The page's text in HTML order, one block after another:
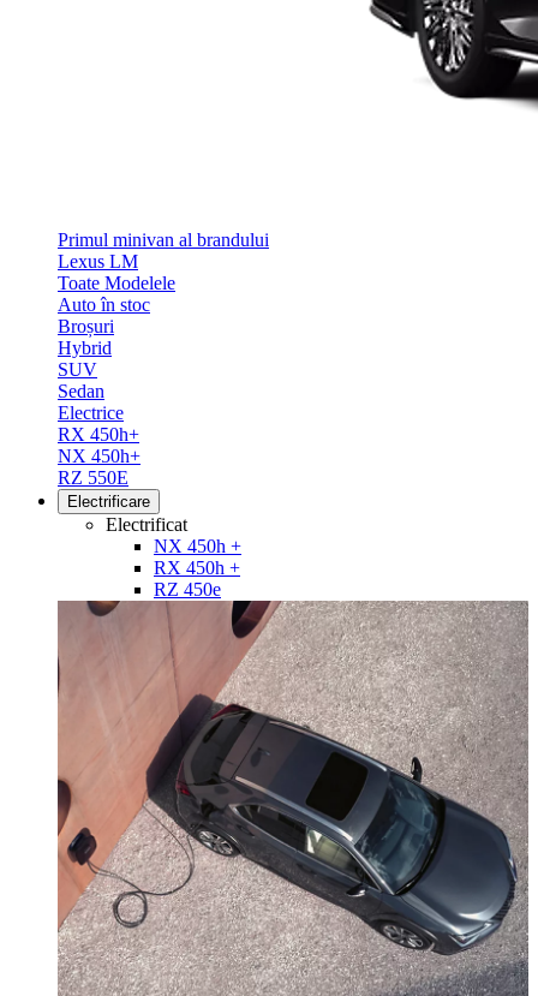
Primul minivan al brandului
Lexus LM
Toate Modelele
Auto în stoc
Broșuri
Hybrid
SUV
Sedan
Electrice
RX 450h+
NX 450h+
RZ 550E
Electrificare
Electrificat
NX 450h +
RX 450h +
RZ 450e